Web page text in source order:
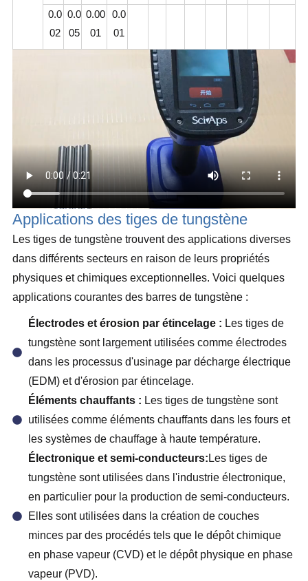
0.0
02
0.0
05
0.00
01
0.0
01
Applications des tiges de tungstène
Les tiges de tungstène trouvent des applications diverses
dans différents secteurs en raison de leurs propriétés
physiques et chimiques exceptionnelles. Voici quelques
applications courantes des barres de tungstène :
Électrodes et érosion par étincelage : Les tiges de
tungstène sont largement utilisées comme électrodes
dans les processus d'usinage par décharge électrique
(EDM) et d'érosion par étincelage.
Éléments chauffants : Les tiges de tungstène sont
utilisées comme éléments chauffants dans les fours et
les systèmes de chauffage à haute température.
Électronique et semi-conducteurs: Les tiges de
tungstène sont utilisées dans l'industrie électronique,
en particulier pour la production de semi-conducteurs.
Elles sont utilisées dans la création de couches
minces par des procédés tels que le dépôt chimique
en phase vapeur (CVD) et le dépôt physique en phase
vapeur (PVD).